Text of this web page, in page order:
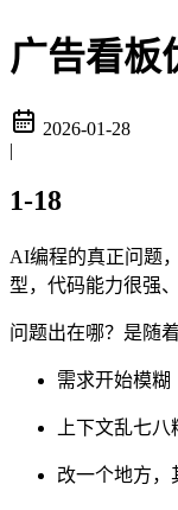
广告看板
2026-01-28
|
1-18
AI编程的真正问题
型，代码能力很强
问题出在哪？是随
需求开始模糊
上下文乱七八
改一个地方，